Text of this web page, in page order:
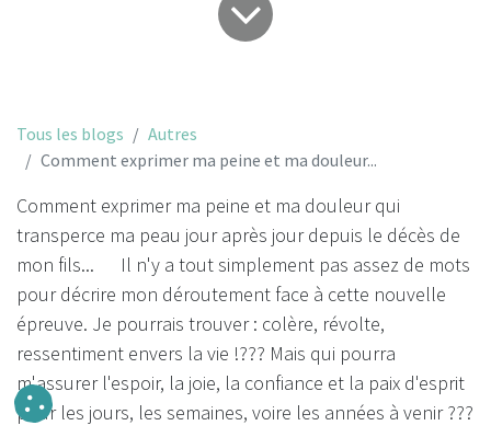
Tous les blogs
Autres
Comment exprimer ma peine et ma douleur...
Comment exprimer ma peine et ma douleur qui
transperce ma peau jour après jour depuis le décès de
mon fils... Il n'y a tout simplement pas assez de mots
pour décrire mon déroutement face à cette nouvelle
épreuve. Je pourrais trouver : colère, révolte,
ressentiment envers la vie !??? Mais qui pourra
m'assurer l'espoir, la joie, la confiance et la paix d'esprit
pour les jours, les semaines, voire les années à venir ???